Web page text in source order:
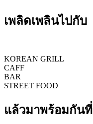
เพลิดเพลินไปกับ
KOREAN GRILL
CAFF
BAR
STREET FOOD
แล้วมาพร้อมกันที่